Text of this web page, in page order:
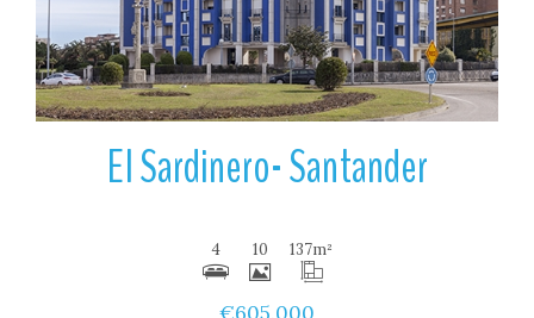
El Sardinero- Santander
4 10 137m²